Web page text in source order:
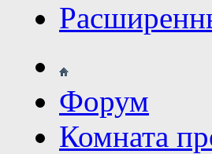
Форум
Комната